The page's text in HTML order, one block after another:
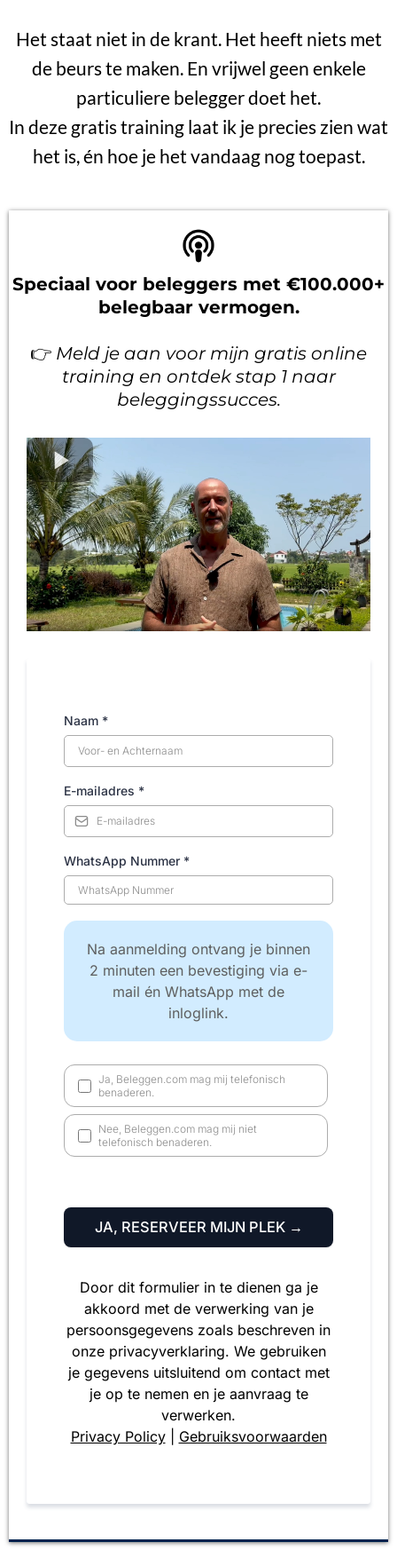
Het staat niet in de krant. Het heeft niets met
de beurs te maken. En vrijwel geen enkele
particuliere belegger doet het.
In deze gratis training laat ik je precies zien wat
het is, én hoe je het vandaag nog toepast.
Speciaal voor beleggers met €100.000+
belegbaar vermogen.
👉 Meld je aan voor mijn gratis online
training en ontdek stap 1 naar
beleggingssucces.
Naam *
E-mailadres *
WhatsApp Nummer *
Na aanmelding ontvang je binnen
2 minuten een bevestiging via e-
mail én WhatsApp met de
inloglink.
Ja, Beleggen.com mag mij telefonisch
benaderen.
Nee, Beleggen.com mag mij niet
telefonisch benaderen.
JA, RESERVEER MIJN PLEK →
Door dit formulier in te dienen ga je
akkoord met de verwerking van je
persoonsgegevens zoals beschreven in
onze privacyverklaring. We gebruiken
je gegevens uitsluitend om contact met
je op te nemen en je aanvraag te
verwerken.
Privacy Policy| Gebruiksvoorwaarden